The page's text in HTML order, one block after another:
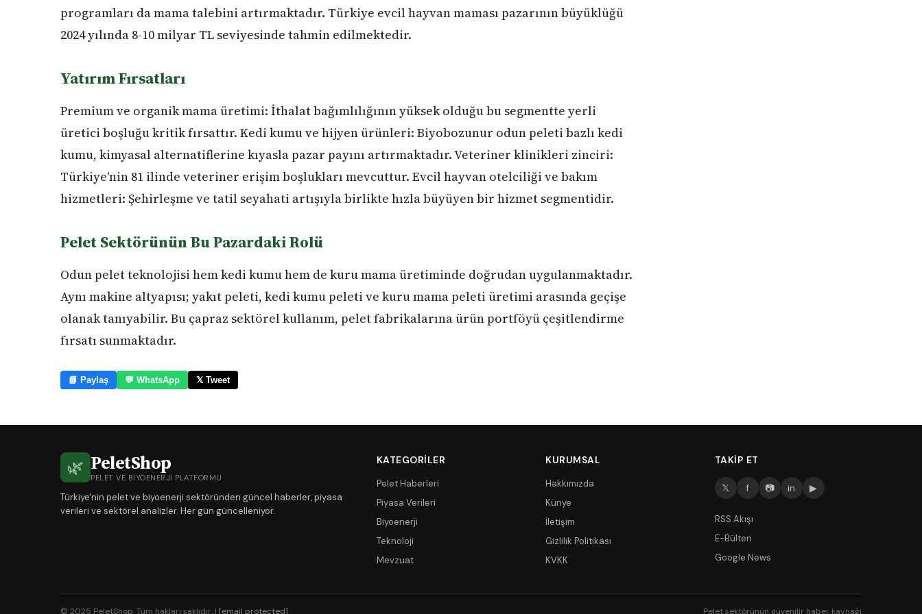
programları da mama talebini artırmaktadır. Türkiye evcil hayvan maması pazarının büyüklüğü
2024 yılında 8-10 milyar TL seviyesinde tahmin edilmektedir.
Yatırım Fırsatları
Premium ve organik mama üretimi: İthalat bağımlılığının yüksek olduğu bu segmentte yerli
üretici boşluğu kritik fırsattır. Kedi kumu ve hijyen ürünleri: Biyobozunur odun peleti bazlı kedi
kumu, kimyasal alternatiflerine kıyasla pazar payını artırmaktadır. Veteriner klinikleri zinciri:
Türkiye'nin 81 ilinde veteriner erişim boşlukları mevcuttur. Evcil hayvan otelciliği ve bakım
hizmetleri: Şehirleşme ve tatil seyahati artışıyla birlikte hızla büyüyen bir hizmet segmentidir.
Pelet Sektörünün Bu Pazardaki Rolü
Odun pelet teknolojisi hem kedi kumu hem de kuru mama üretiminde doğrudan uygulanmaktadır.
Aynı makine altyapısı; yakıt peleti, kedi kumu peleti ve kuru mama peleti üretimi arasında geçişe
olanak tanıyabilir. Bu çapraz sektörel kullanım, pelet fabrikalarına ürün portföyü çeşitlendirme
fırsatı sunmaktadır.
📘 Paylaş 💬 WhatsApp 𝕏 Tweet
🌿 PeletShop
PELET VE BIYOENERJI PLATFORMU
Türkiye'nin pelet ve biyoenerji sektöründen güncel haberler, piyasa
verileri ve sektörel analizler. Her gün güncelleniyor.
KATEGORILER
Pelet Haberleri
Piyasa Verileri
Biyoenerji
Teknoloji
Mevzuat
KURUMSAL
Hakkımızda
Künye
İletişim
Gizlilik Politikası
KVKK
TAKIP ET
𝕏 f 📷 in ▶
RSS Akışı
E-Bülten
Google News
© 2025 PeletShop. Tüm hakları saklıdır. | [email protected] Pelet sektörünün güvenilir haber kaynağı